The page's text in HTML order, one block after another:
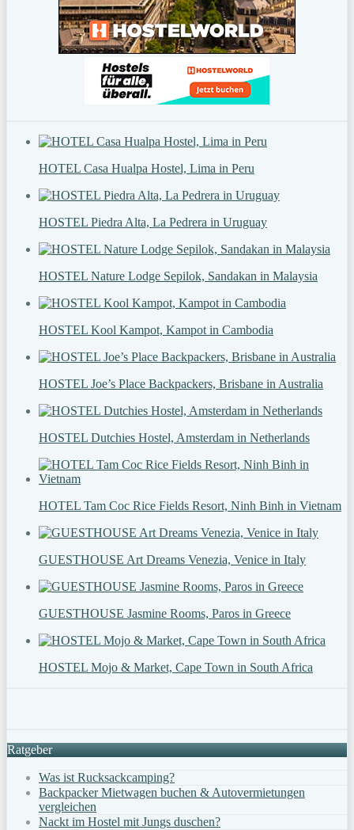
HOTEL Casa Hualpa Hostel, Lima in Peru
HOSTEL Piedra Alta, La Pedrera in Uruguay
HOSTEL Nature Lodge Sepilok, Sandakan in Malaysia
HOSTEL Kool Kampot, Kampot in Cambodia
HOSTEL Joe’s Place Backpackers, Brisbane in Australia
HOSTEL Dutchies Hostel, Amsterdam in Netherlands
HOTEL Tam Coc Rice Fields Resort, Ninh Binh in Vietnam
GUESTHOUSE Art Dreams Venezia, Venice in Italy
GUESTHOUSE Jasmine Rooms, Paros in Greece
HOSTEL Mojo & Market, Cape Town in South Africa
Ratgeber
Was ist Rucksackcamping?
Backpacker Mietwagen buchen & Autovermietungen
vergleichen
Nackt im Hostel mit Jungs duschen?